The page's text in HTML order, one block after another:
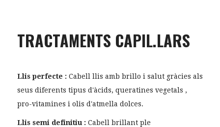
TRACTAMENTS CAPIL.LARS
Llis perfecte : Cabell llis amb brillo i salut gràcies als
seus diferents tipus d'àcids, queratines vegetals ,
pro-vitamines i olis d'atmella dolces.
Llis semi definitiu : Cabell brillant ple